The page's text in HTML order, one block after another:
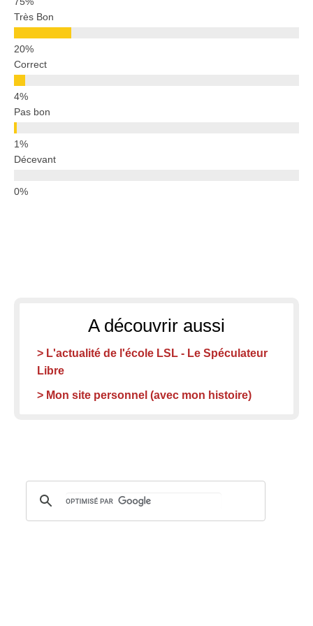
Très Bon
Correct
Pas bon
Décevant
A découvrir aussi
> L'actualité de l'école LSL - Le Spéculateur
Libre
> Mon site personnel (avec mon histoire)